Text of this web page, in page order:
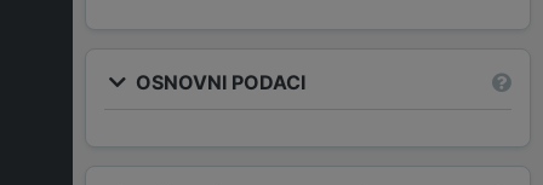
OSNOVNI PODACI